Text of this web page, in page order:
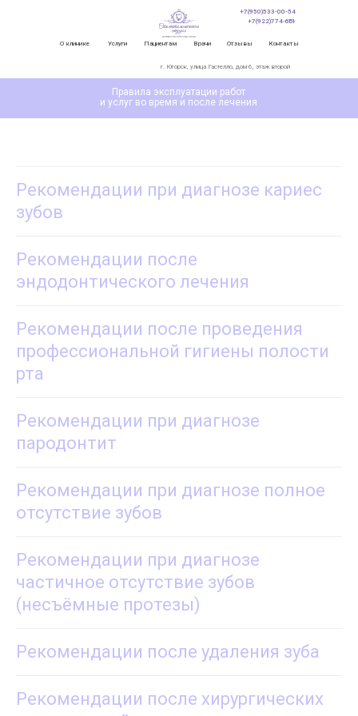
+7(922)774-65-11
г. Югорск, улица Гастелло, дом 6, этаж второй
О клинике Услуги Пациентам Врачи Отзывы Контакты
+7(950)533-00-54
Правила эксплуатации работ
и услуг во время и после лечения
Рекомендации при диагнозе кариес
зубов
Рекомендации после
эндодонтического лечения
Рекомендации после проведения
профессиональной гигиены полости
рта
Рекомендации при диагнозе
пародонтит
Рекомендации при диагнозе полное
отсутствие зубов
Рекомендации при диагнозе
частичное отсутствие зубов
(несъёмные протезы)
Рекомендации после удаления зуба
Рекомендации после хирургических